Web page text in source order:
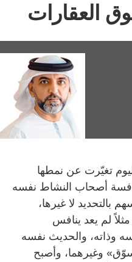
العقارات
تغيّرت عن نمطها
أصحاب النشاط نفسه
بالتحديد لا غيرها،
لم يعد ينافس
وذاته، والحديث نفسه
وغيرهما، وأصبح